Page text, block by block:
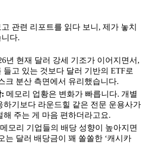
관련 리포트를 읽다 보니, 제가 놓치
다.
년 현재 달러 강세 기조가 이어지면서,
들고 있는 것보다 달러 기반의 ETF로
크 분산 측면에서 유리했습니다.
: 메모리 업황은 변화가 빠릅니다. 개별
하기보다 라운드힐 같은 전문 운용사가
해 주는 게 마음 편하더라고요.
모리 기업들의 배당 성향이 높아지면
는 달러 배당금이 꽤 쏠쏠한 ‘캐시카